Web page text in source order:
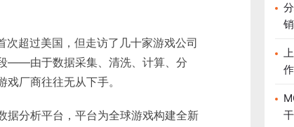
超过美国，但走访了几十家游戏公司
——由于数据采集、清洗、计算、分
厂商往往无从下手。
据分析平台，平台为全球游戏构建全新